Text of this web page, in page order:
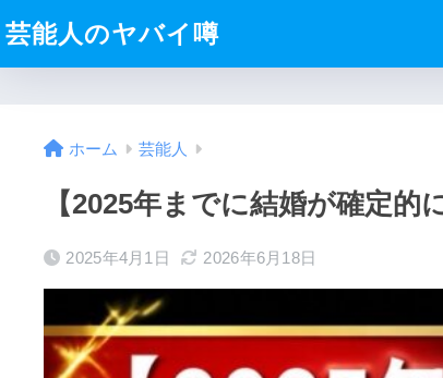
芸能人のヤバイ噂
ホーム 芸能人
【2025年までに結婚が確定
2025年4月1日 2026年6月18日